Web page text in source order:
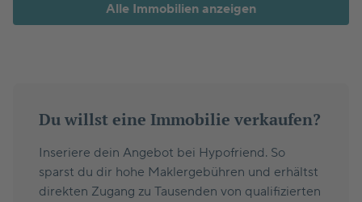
Alle Immobilien anzeigen
Du willst eine Immobilie verkaufen?
Inseriere dein Angebot bei Hypofriend. So
sparst du dir hohe Maklergebühren und erhältst
direkten Zugang zu Tausenden von qualifizierten